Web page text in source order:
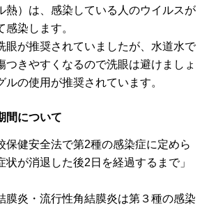
熱）は、感染している人のウイルスが
染します。
眼が推奨されていましたが、水道水で
つきやすくなるので洗眼は避けましょ
ルの使用が推奨されています。
間について
保健安全法で第2種の感染症に定めら
状が消退した後2日を経過するまで」
膜炎・流行性角結膜炎は第３種の感染